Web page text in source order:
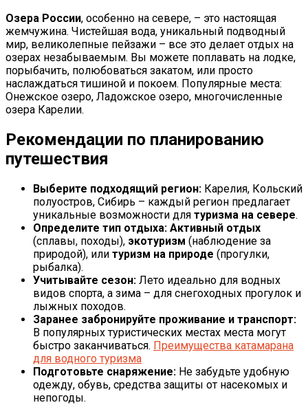
Озера России, особенно на севере, – это настоящая
жемчужина. Чистейшая вода, уникальный подводный
мир, великолепные пейзажи – все это делает отдых на
озерах незабываемым. Вы можете поплавать на лодке,
порыбачить, полюбоваться закатом, или просто
наслаждаться тишиной и покоем. Популярные места:
Онежское озеро, Ладожское озеро, многочисленные
озера Карелии.
Рекомендации по планированию
путешествия
Выберите подходящий регион: Карелия, Кольский
полуостров, Сибирь – каждый регион предлагает
уникальные возможности для туризма на севере.
Определите тип отдыха: Активный отдых
(сплавы, походы), экотуризм (наблюдение за
природой), или туризм на природе (прогулки,
рыбалка).
Учитывайте сезон: Лето идеально для водных
видов спорта, а зима – для снегоходных прогулок и
лыжных походов.
Заранее забронируйте проживание и транспорт:
В популярных туристических местах места могут
быстро заканчиваться. Преимущества катамарана
для водного туризма
Подготовьте снаряжение: Не забудьте удобную
одежду, обувь, средства защиты от насекомых и
непогоды.